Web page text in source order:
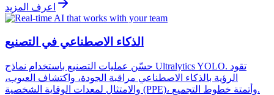
اعرف المزيد
الذكاء الاصطناعي في التصنيع
حسّن عمليات التصنيع باستخدام نماذج Ultralytics YOLO. تقود
الرؤية بالذكاء الاصطناعي مراقبة الجودة، واكتشاف العيوب،
والامتثال لمعدات الوقاية الشخصية (PPE)، وأتمتة خطوط التجميع.